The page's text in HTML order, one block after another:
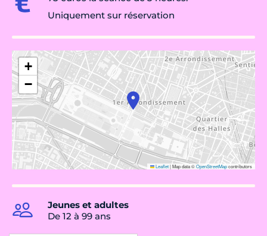
Uniquement sur réservation
+
−
Leaflet|Map data ©OpenStreetMapcontributors
Jeunes et adultes
De 12 à 99 ans